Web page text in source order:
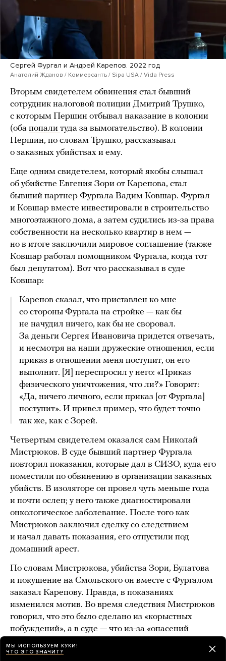
Сергей Фургал и Андрей Карепов. 2022 год
Анатолий Жданов / Коммерсантъ / Sipa USA / Vida Press
Вторым свидетелем обвинения стал бывший
сотрудник налоговой полиции Дмитрий Трушко,
с которым Першин отбывал наказание в колонии
(оба попали туда за вымогательство). В колонии
Першин, по словам Трушко, рассказывал
о заказных убийствах и ему.
Еще одним свидетелем, который якобы слышал
об убийстве Евгения Зори от Карепова, стал
бывший партнер Фургала Вадим Ковшар. Фургал
и Ковшар вместе инвестировали в строительство
многоэтажного дома, а затем судились из-за права
собственности на несколько квартир в нем —
но в итоге заключили мировое соглашение (также
Ковшар работал помощником Фургала, когда тот
был депутатом). Вот что рассказывал в суде
Ковшар:
Карепов сказал, что приставлен ко мне
со стороны Фургала на стройке — как бы
не начудил ничего, как бы не своровал.
За деньги Сергея Ивановича придется отвечать,
и несмотря на наши дружеские отношения, если
приказ в отношении меня поступит, он его
выполнит. [Я] переспросил у него: «Приказ
физического уничтожения, что ли?» Говорит:
«Да, ничего личного, если приказ [от Фургала]
поступит». И привел пример, что будет точно
так же, как с Зорей.
Четвертым свидетелем оказался сам Николай
Мистрюков. В суде бывший партнер Фургала
повторил показания, которые дал в СИЗО, куда его
поместили по обвинению в организации заказных
убийств. В изоляторе он провел чуть меньше года
и почти ослеп; у него также диагностировали
онкологическое заболевание. После того как
Мистрюков заключил сделку со следствием
и начал давать показания, его отпустили под
домашний арест.
По словам Мистрюкова, убийства Зори, Булатова
и покушение на Смольского он вместе с Фургалом
заказал Карепову. Правда, в показаниях
изменился мотив. Во время следствия Мистрюков
говорил, что это было сделано из «корыстных
побуждений», а в суде — что из-за «опасений
МЫ ИСПОЛЬЗУЕМ КУКИ!
ЧТО ЭТО ЗНАЧИТ?